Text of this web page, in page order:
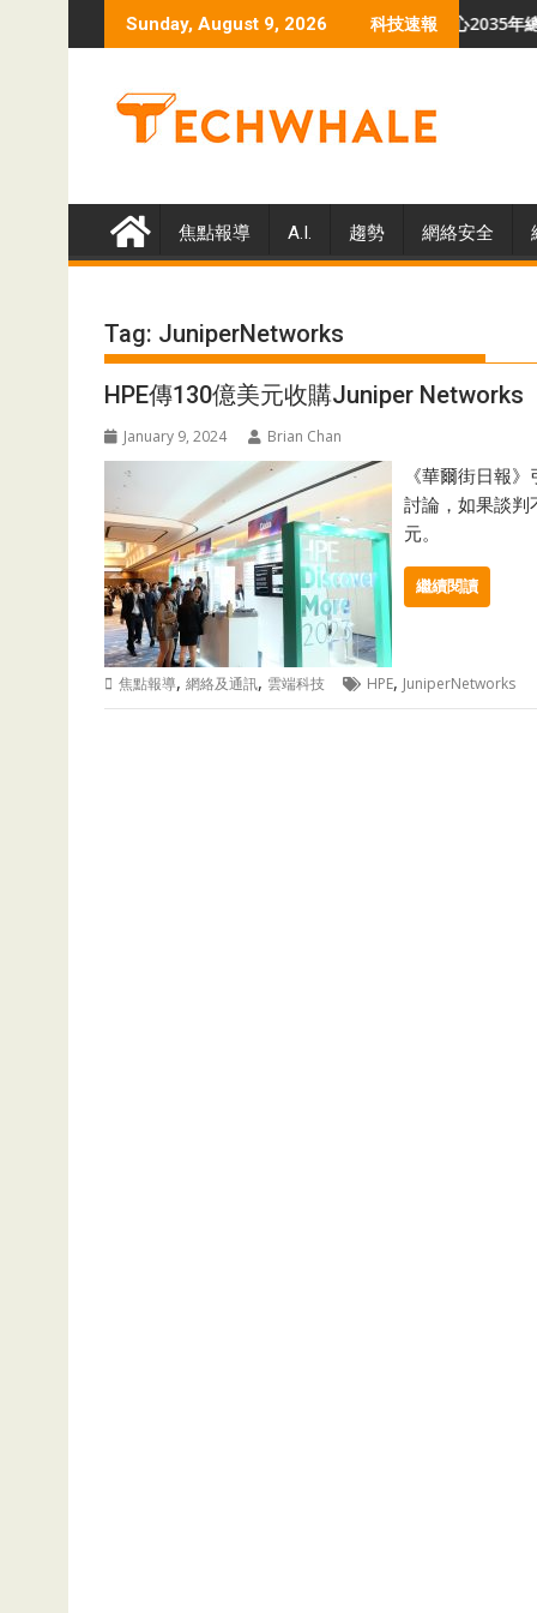
to
Sunday, August 9, 2026 科技速報
揭示VoidLink勒索軟件危機羅蘭貝格預測 全球數據中心2035年總容量升
焦點報導 A.I. 趨勢 網絡安全
Tag: JuniperNetworks
HPE傳130億美元收購Juniper Networks
January 9, 2024 Brian Chan
《華爾街日報
討論，如果談判
元。
繼續閱讀
焦點報導, 網絡及通訊, 雲端科技 HPE, JuniperNetworks